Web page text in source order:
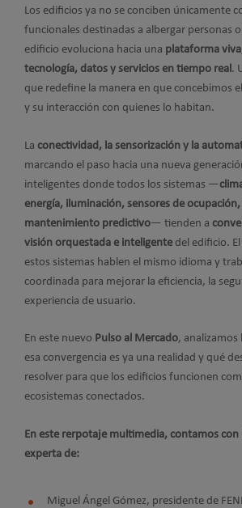
Los edificios ya no se conciben únicamente
funcionales destinadas a albergar personas
edificio evoluciona hacia una plataforma viva
tecnología, datos y servicios en tiempo real.
que redefine la manera en que concebimos
y su interacción con quienes lo habitan.
La conectividad, la sensorización y la
marcando el paso hacia una nueva
inteligentes donde todos los sistemas —
energía, iluminación, sensores de
mantenimiento predictivo— tienden a
visión orquestada e inteligentedel edificio.
estos sistemas hablen el mismo idioma y
coordinada para mejorar la eficiencia, la
experiencia de usuario.
En este nuevo Pulso al Mercado,
esa convergencia es ya una realidad y qué
resolver para que los edificios funcionen
ecosistemas conectados.
En este rerpotaje multimedia, contamos con
experta de:
Miguel Ángel Gómez, presidente de